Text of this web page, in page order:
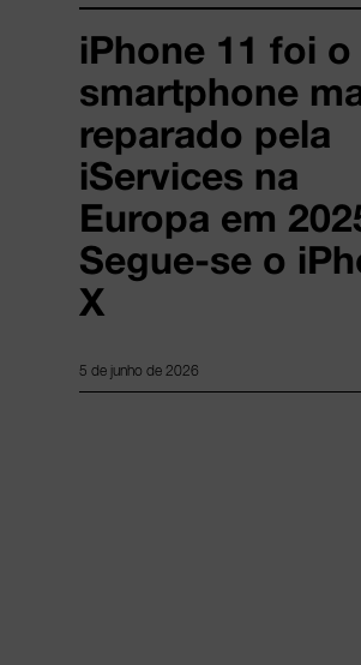
iPhone 11 foi o
smartphone
reparado pela
iServices na
Europa em
Segue-se o
X
5 de junho de 2026